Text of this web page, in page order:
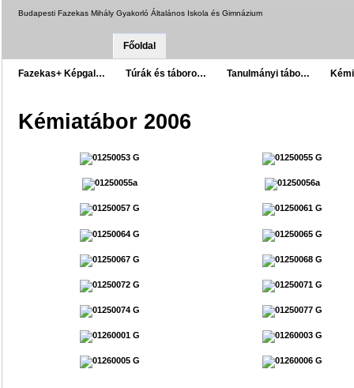
Budapesti Fazekas Mihály Gyakorló Általános Iskola és Gimnázium
Főoldal
Fazekas+ Képgal… Túrák és táboro… Tanulmányi tábo…
Kémiatábor 2006